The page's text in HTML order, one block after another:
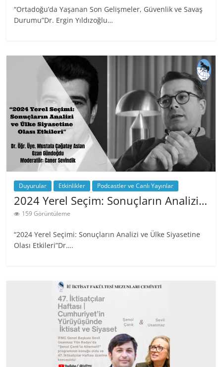
“Ortadoğu’da Yaşanan Son Gelişmeler, Güvenlik ve Savaş
Durumu”Dr. Ergin Yıldızoğlu…
Duyurular Etkinlikler Podcastler ve Canlı Yayınlar
2024 Yerel Seçim: Sonuçların Analizi…
159 Görüntüleme
“2024 Yerel Seçimi: Sonuçların Analizi ve Ülke Siyasetine
Olası Etkileri”Dr….